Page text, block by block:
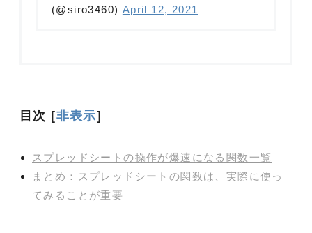
(@siro3460) April 12, 2021
目次 [非表示]
スプレッドシートの操作が爆速になる関数一覧
まとめ：スプレッドシートの関数は、実際に使っ
てみることが重要